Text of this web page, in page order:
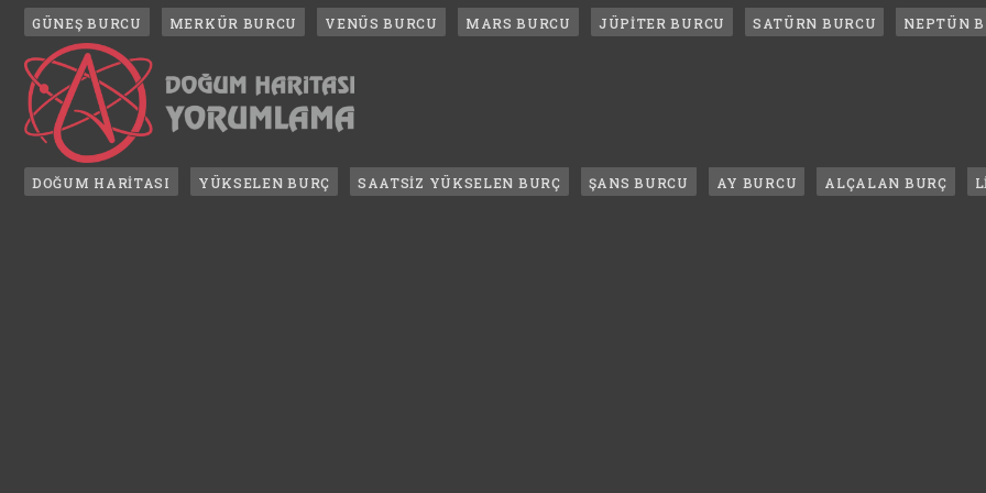
GÜNEŞ BURCU MERKÜR BURCU VENÜS BURCU MARS BURCU JÜPİTER BURCU SATÜRN BURCU NEPTÜN
DOĞUM HARİTASI YÜKSELEN BURÇ SAATSİZ YÜKSELEN BURÇ ŞANS BURCU AY BURCU ALÇALAN BURÇ